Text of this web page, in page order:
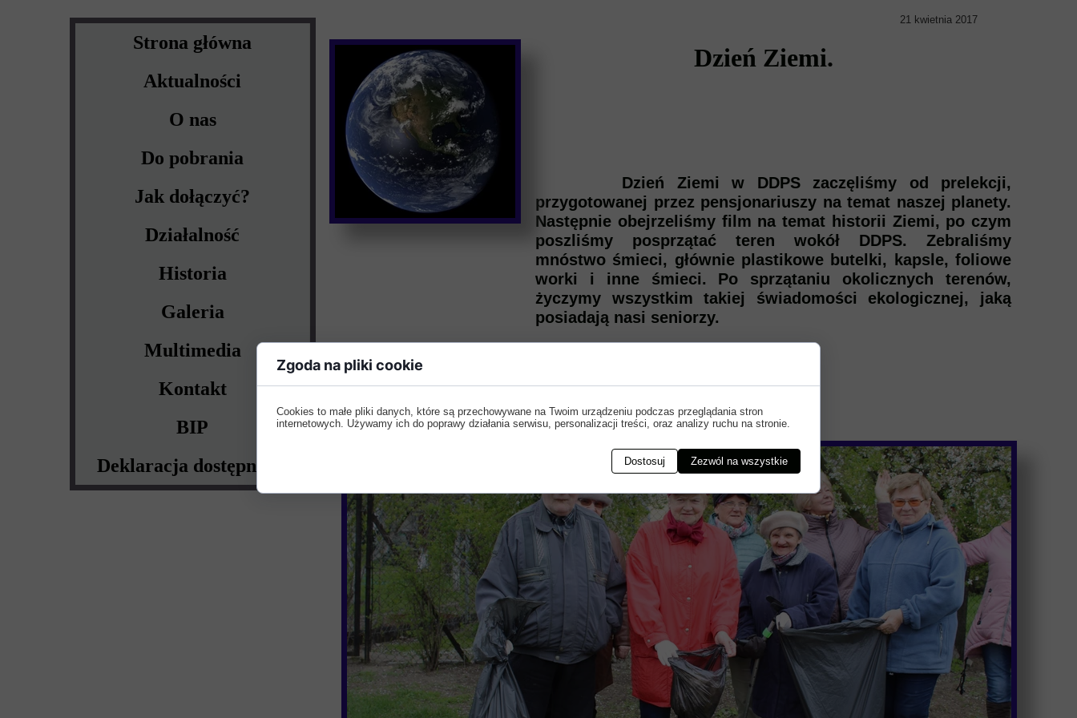
21 kwietnia 2017
Dzień Ziemi w DDPS zaczęliśmy od prelekcji,
przygotowanej przez pensjonariuszy na temat naszej planety.
Następnie obejrzeliśmy film na temat historii Ziemi, po czym
poszliśmy posprzątać teren wokół DDPS. Zebraliśmy
mnóstwo śmieci, głównie plastikowe butelki, kapsle, foliowe
worki i inne śmieci. Po sprzątaniu okolicznych terenów,
życzymy wszystkim takiej świadomości ekologicznej, jaką
posiadają nasi seniorzy.
Dzień Ziemi.
Strona główna
Aktualności
O nas
Do pobrania
Jak dołączyć?
Działalność
Historia
Galeria
Multimedia
Kontakt
BIP
Deklaracja dostępności
Zgoda na pliki cookie
Cookies to małe pliki danych, które są przechowywane na Twoim urządzeniu podczas przeglądania stron
internetowych. Używamy ich do poprawy działania serwisu, personalizacji treści, oraz analizy ruchu na stronie.
Dostosuj Zezwól na wszystkie